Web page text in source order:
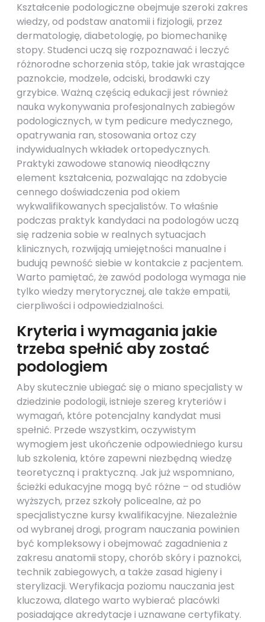
Kształcenie podologiczne obejmuje szeroki zakres
wiedzy, od podstaw anatomii i fizjologii, przez
dermatologię, diabetologię, po biomechanikę
stopy. Studenci uczą się rozpoznawać i leczyć
różnorodne schorzenia stóp, takie jak wrastające
paznokcie, modzele, odciski, brodawki czy
grzybice. Ważną częścią edukacji jest również
nauka wykonywania profesjonalnych zabiegów
podologicznych, w tym pedicure medycznego,
opatrywania ran, stosowania ortoz czy
indywidualnych wkładek ortopedycznych.
Praktyki zawodowe stanowią nieodłączny
element kształcenia, pozwalając na zdobycie
cennego doświadczenia pod okiem
wykwalifikowanych specjalistów. To właśnie
podczas praktyk kandydaci na podologów uczą
się radzenia sobie w realnych sytuacjach
klinicznych, rozwijają umiejętności manualne i
budują pewność siebie w kontakcie z pacjentem.
Warto pamiętać, że zawód podologa wymaga nie
tylko wiedzy merytorycznej, ale także empatii,
cierpliwości i odpowiedzialności.
Kryteria i wymagania jakie
trzeba spełnić aby zostać
podologiem
Aby skutecznie ubiegać się o miano specjalisty w
dziedzinie podologii, istnieje szereg kryteriów i
wymagań, które potencjalny kandydat musi
spełnić. Przede wszystkim, oczywistym
wymogiem jest ukończenie odpowiedniego kursu
lub szkolenia, które zapewni niezbędną wiedzę
teoretyczną i praktyczną. Jak już wspomniano,
ścieżki edukacyjne mogą być różne – od studiów
wyższych, przez szkoły policealne, aż po
specjalistyczne kursy kwalifikacyjne. Niezależnie
od wybranej drogi, program nauczania powinien
być kompleksowy i obejmować zagadnienia z
zakresu anatomii stopy, chorób skóry i paznokci,
technik zabiegowych, a także zasad higieny i
sterylizacji. Weryfikacja poziomu nauczania jest
kluczowa, dlatego warto wybierać placówki
posiadające akredytacje i uznawane certyfikaty.